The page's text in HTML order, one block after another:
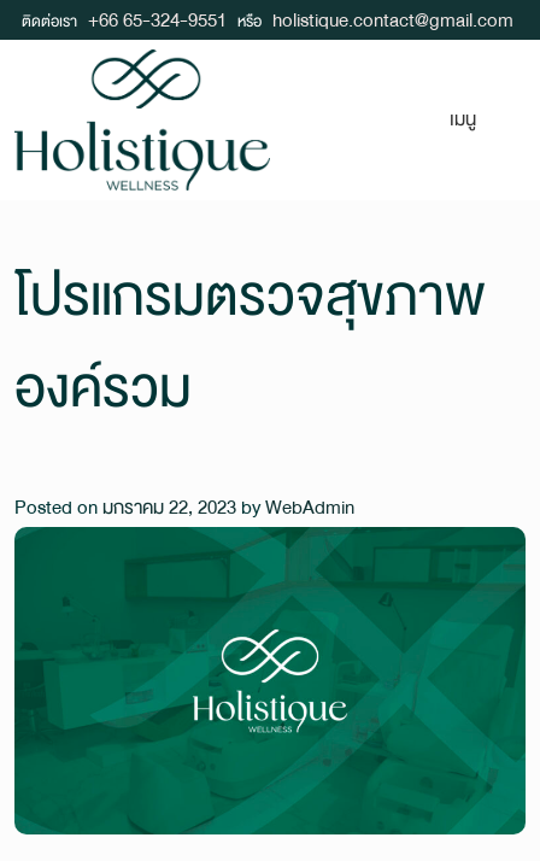
ติดต่อเรา +66 65-324-9551 หรือ holistique.contact@gmail.com
เมนู
โปรแกรมตรวจสุขภาพ
องค์รวม
Posted onมกราคม 22, 2023byWebAdmin